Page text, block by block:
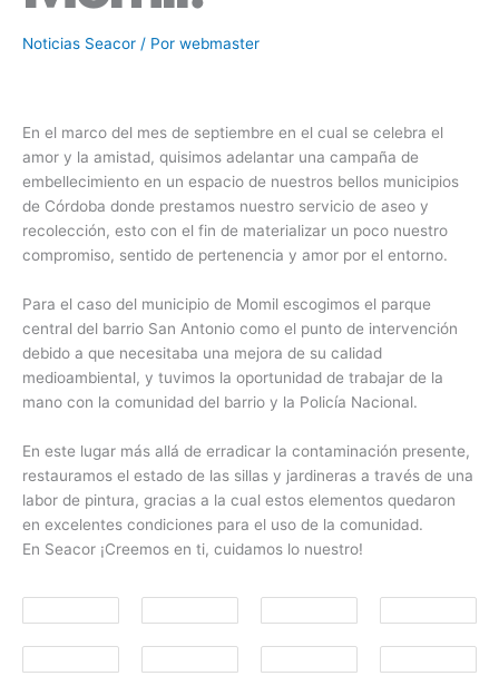
Noticias Seacor / Por webmaster
En el marco del mes de septiembre en el cual se celebra el
amor y la amistad, quisimos adelantar una campaña de
embellecimiento en un espacio de nuestros bellos municipios
de Córdoba donde prestamos nuestro servicio de aseo y
recolección, esto con el fin de materializar un poco nuestro
compromiso, sentido de pertenencia y amor por el entorno.
Para el caso del municipio de Momil escogimos el parque
central del barrio San Antonio como el punto de intervención
debido a que necesitaba una mejora de su calidad
medioambiental, y tuvimos la oportunidad de trabajar de la
mano con la comunidad del barrio y la Policía Nacional.
En este lugar más allá de erradicar la contaminación presente,
restauramos el estado de las sillas y jardineras a través de una
labor de pintura, gracias a la cual estos elementos quedaron
en excelentes condiciones para el uso de la comunidad.
En Seacor ¡Creemos en ti, cuidamos lo nuestro!